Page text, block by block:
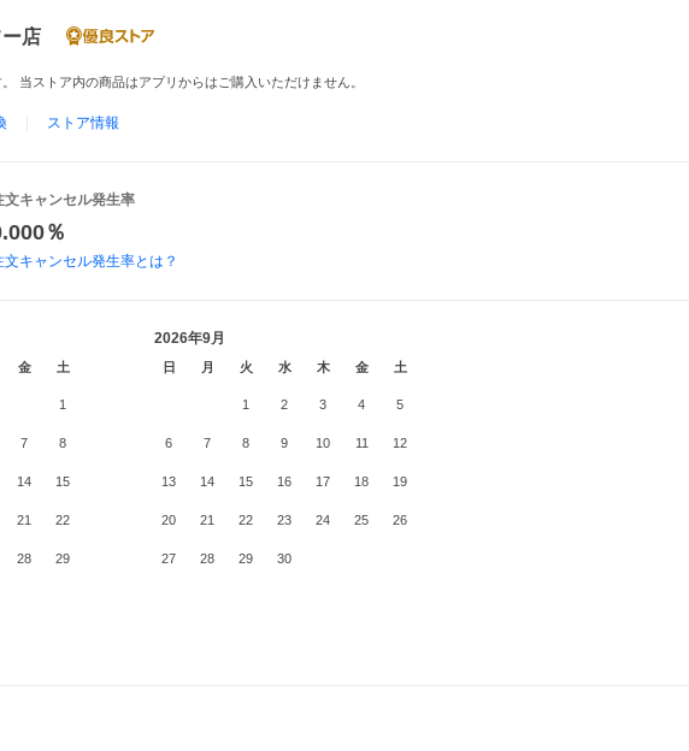
店
当ストア内の商品はアプリからはご購入いただけません。
ストア情報
文キャンセル発生率
％
文キャンセル発生率とは？
金 土
1
7 8
14 15
21 22
28 29
2026年9月
日 月 火 水 木 金 土
1 2 3 4 5
6 7 8 9 10 11 12
13 14 15 16 17 18 19
20 21 22 23 24 25 26
27 28 29 30